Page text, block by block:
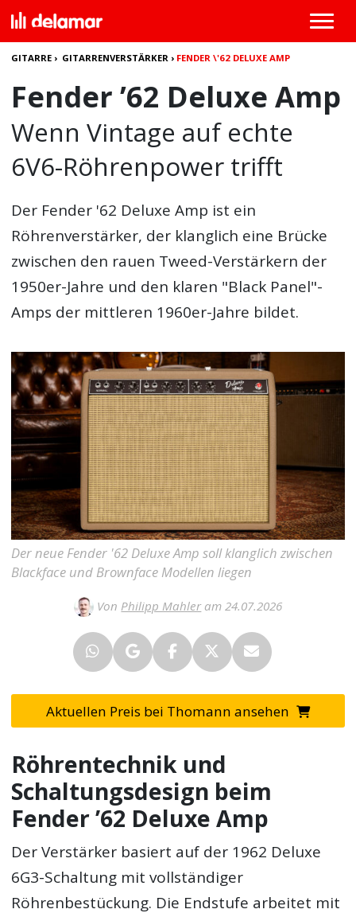
GITARRE › GITARRENVERSTÄRKER › FENDER \'62 DELUXE AMP
Fender ’62 Deluxe Amp
Wenn Vintage auf echte
6V6-Röhrenpower trifft
Der Fender '62 Deluxe Amp ist ein
Röhrenverstärker, der klanglich eine Brücke
zwischen den rauen Tweed-Verstärkern der
1950er-Jahre und den klaren "Black Panel"-
Amps der mittleren 1960er-Jahre bildet.
Der neue Fender '62 Deluxe Amp soll klanglich zwischen
Blackface und Brownface Modellen liegen
Von Philipp Mahler am 24.07.2026
Aktuellen Preis bei Thomann ansehen
Röhrentechnik und
Schaltungsdesign beim
Fender ’62 Deluxe Amp
Der Verstärker basiert auf der 1962 Deluxe
6G3-Schaltung mit vollständiger
Röhrenbestückung. Die Endstufe arbeitet mit